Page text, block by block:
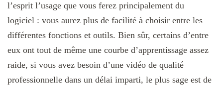
l’esprit l’usage que vous ferez principalement du
logiciel : vous aurez plus de facilité à choisir entre les
différentes fonctions et outils. Bien sûr, certains d’entre
eux ont tout de même une courbe d’apprentissage assez
raide, si vous avez besoin d’une vidéo de qualité
professionnelle dans un délai imparti, le plus sage est de